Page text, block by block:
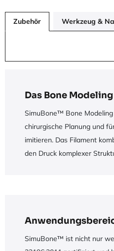
Zubehör Werkzeug &
Das Bone
SimuBone™ Bone
chirurgische Planung und
imitieren. Das Filament
den Druck komplexer
SimuBone™ ist nicht nur